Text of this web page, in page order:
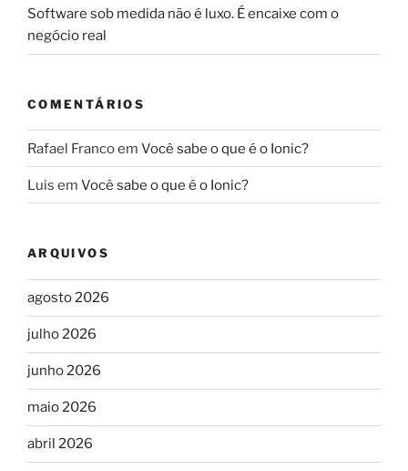
Software sob medida não é luxo. É encaixe com o
negócio real
COMENTÁRIOS
Rafael Francoem Você sabe o que é o Ionic?
Luis em Você sabe o que é o Ionic?
ARQUIVOS
agosto 2026
julho 2026
junho 2026
maio 2026
abril 2026